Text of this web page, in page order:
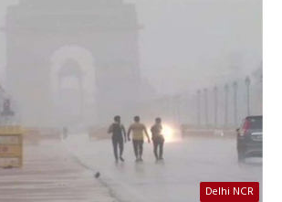
Delhi NCR